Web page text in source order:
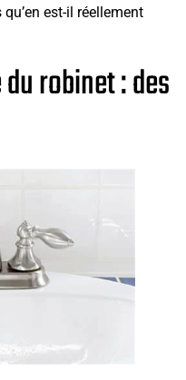
est-il réellement
robinet : des